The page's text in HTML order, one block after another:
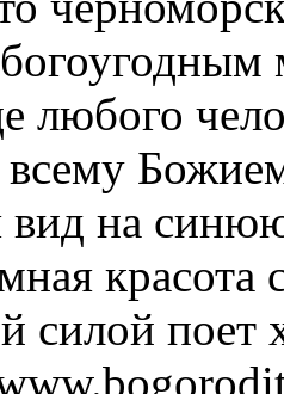
любого
вид на
красота
силой поет